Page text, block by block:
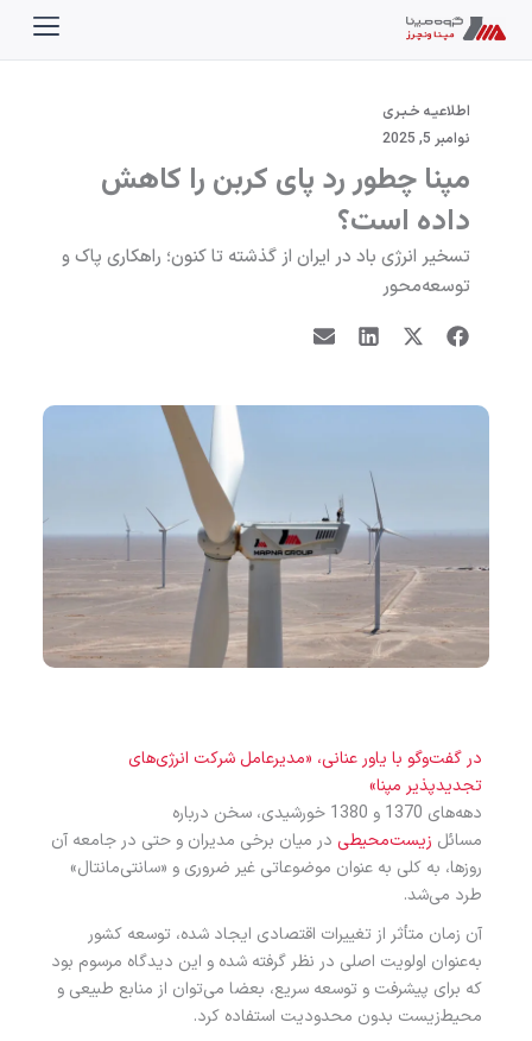
محتوا
اطلاعیـه خـبـری
نوامبر 5, 2025
مپنا چطور رد پای کربن را کاهش
داده است؟
تسخیر انرژی باد در ایران از گذشته تا کنون؛ راهکاری پاک و
توسعه‌محور
در گفت‌وگو با یاور عنانی، «مدیرعامل شرکت انرژی‌های
تجدیدپذیر مپنا»
دهه‌های 1370 و 1380 خورشیدی، سخن درباره
مسائل زیست‌محیطی در میان برخی مدیران و حتی در جامعه آن
روزها، به‌ کلی به عنوان موضوعاتی غیر ضروری و «سانتی‌مانتال»
طرد می‌شد.
آن زمان متأثر از تغییرات اقتصادی ایجاد شده، توسعه کشور
به‌عنوان اولویت اصلی در نظر گرفته شده و این دیدگاه مرسوم بود
که برای پیشرفت و توسعه سریع، بعضا می‌توان از منابع طبیعی و
محیط‌زیست بدون محدودیت استفاده کرد.